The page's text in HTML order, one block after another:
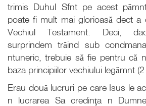
trimis Duhul Sfnt pe acest
poate fi mult mai glorioasă dect a
Vechiul Testament. Deci,
surprindem trăind sub
ntuneric, trebuie să fie pentru că
baza principiilor vechiului legămnt
Erau două lucruri pe care Isus le
n lucrarea Sa credinţa n